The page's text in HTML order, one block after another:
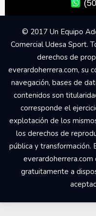
© 2017 Un Equipo
Comercial Udesa Sport.
derechos de
everardoherrera.com, su
navegación, bases de
contenidos son
corresponde el
explotación de los
los derechos de
pública y transformación.
gratuitamente a